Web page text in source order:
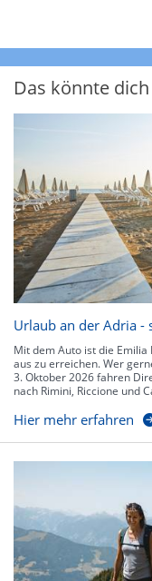
Das könnte
Urlaub an der Adria -
Mit dem Auto ist die Emilia
aus zu erreichen. Wer
3. Oktober 2026 fahren
nach Rimini, Riccione und
Hier mehr erfahren